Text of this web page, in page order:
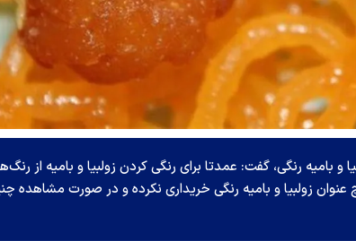
رنگی، گفت: عمدتا برای رنگی کردن زولبیا و بامیه از
زولبیا و بامیه رنگی خریداری نکرده و در صورت مشاهده